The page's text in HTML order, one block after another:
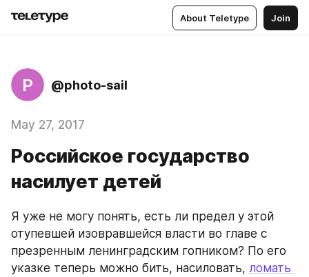
About Teletype Join
P @photo-sail
May 27, 2017
Российское государство
насилует детей
Я уже не могу понять, есть ли предел у этой
отупевшей изовравшейся власти во главе с
презренным ленинградским гопником? По его
указке теперь можно бить, насиловать, ломать